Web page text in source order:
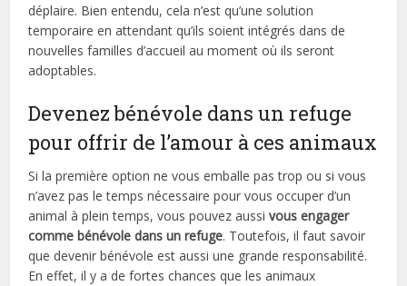
déplaire. Bien entendu, cela n’est qu’une solution
temporaire en attendant qu’ils soient intégrés dans de
nouvelles familles d’accueil au moment où ils seront
adoptables.
Devenez bénévole dans un refuge
pour offrir de l’amour à ces animaux
Si la première option ne vous emballe pas trop ou si vous
n’avez pas le temps nécessaire pour vous occuper d’un
animal à plein temps, vous pouvez aussivous engager
comme bénévole dans un refuge. Toutefois, il faut savoir
que devenir bénévole est aussi une grande responsabilité.
En effet, il y a de fortes chances que les animaux